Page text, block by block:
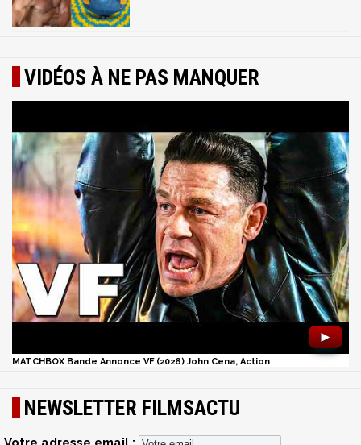
VIDÉOS À NE PAS MANQUER
►
MATCHBOX Bande Annonce VF (2026) John Cena, Action
NEWSLETTER FILMSACTU